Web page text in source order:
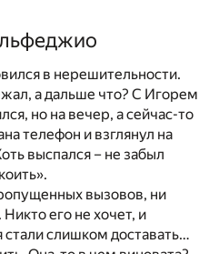
в нерешительности.
а дальше что? С Игорем
но на вечер, а сейчас-то
телефон и взглянул на
выспался – не забыл
вызовов, ни
его не хочет, и
слишком доставать…